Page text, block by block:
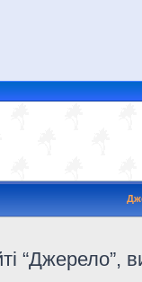
“Джерело”,